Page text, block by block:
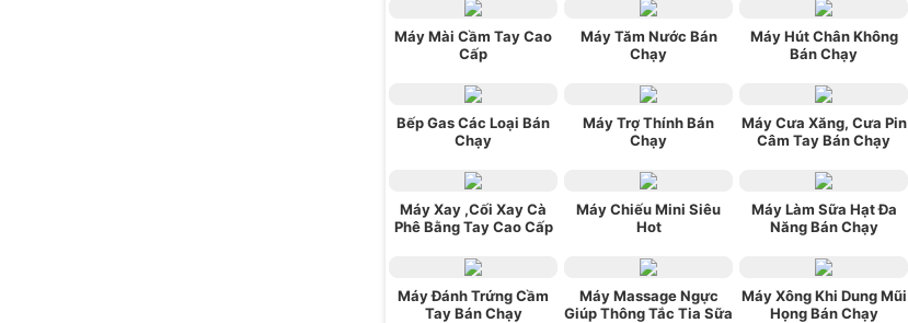
Máy Mài Cầm Tay Cao
Cấp
Máy Tăm Nước Bán
Chạy
Máy Hút Chân Không
Bán Chạy
Bếp Gas Các Loại Bán
Chạy
Máy Trợ Thính Bán
Chạy
Máy Cưa Xăng, Cưa Pin
Câm Tay Bán Chạy
Máy Xay ,Cối Xay Cà
Phê Bằng Tay Cao Cấp
Máy Chiếu Mini Siêu
Hot
Máy Làm Sữa Hạt Đa
Năng Bán Chạy
Máy Đánh Trứng Cầm
Tay Bán Chạy
Máy Massage Ngực
Giúp Thông Tắc Tia Sữa
Máy Xông Khi Dung Mũi
Họng Bán Chạy